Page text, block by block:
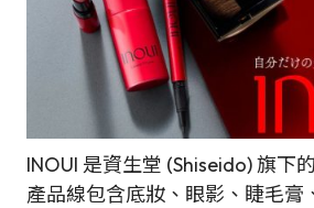
INOUI 是資生堂 (Shiseido) 旗下
產品線包含底妝、眼影、睫毛膏